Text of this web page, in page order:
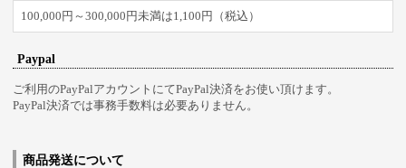
100,000円～300,000円未満は1,100円（税込）
Paypal
ご利用のPayPalアカウントにてPayPal決済をお使い頂けます。
PayPal決済では事務手数料は必要ありません。
商品発送について